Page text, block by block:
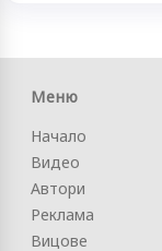
Меню
Начало
Видео
Автори
Реклама
Вицове